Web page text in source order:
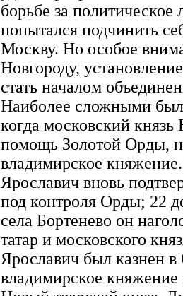
борьбе за политическое
попытался подчинить
Москву. Но особое
Новгороду,
стать началом
Наиболее сложными
когда московский
помощь Золотой Орды,
владимирское
Ярославич вновь
под контроля Орды; 22
села Бортенево он
татар и московского
Ярославич был казнен
владимирское